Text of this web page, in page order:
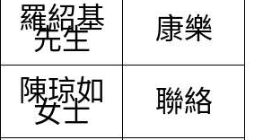
羅紹基
先生 康樂
陳琼如
女士 聯絡